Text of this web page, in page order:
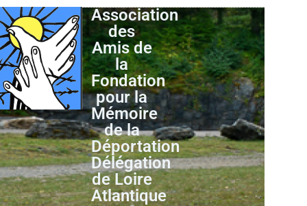
Association
des
Amis de
la
Fondation
pour la
Mémoire
de la
Déportation
Délégation
de Loire
Atlantique